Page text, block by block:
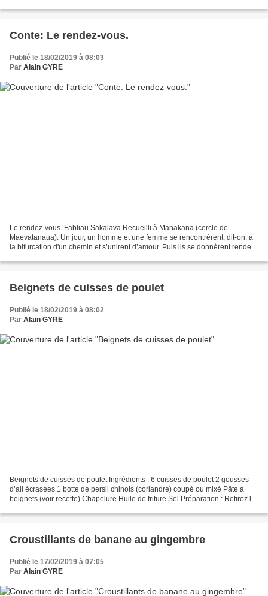
Conte: Le rendez-vous.
Publié le 18/02/2019 à 08:03
Par Alain GYRE
Le rendez-vous. Fabliau Sakalava Recueilli à Manakana (cercle de
Maevatanaua). Un jour, un homme et une femme se rencontrèrent, dit-on, à
la bifurcation d'un chemin et s’unirent d’amour. Puis ils se donnèrent rendez-
Beignets de cuisses de poulet
Publié le 18/02/2019 à 08:02
Par Alain GYRE
Beignets de cuisses de poulet Ingrédients : 6 cuisses de poulet 2 gousses
d’ail écrasées 1 botte de persil chinois (coriandre) coupé ou mixé Pâte à
beignets (voir recette) Chapelure Huile de friture Sel Préparation : Retirez la
Croustillants de banane au gingembre
Publié le 17/02/2019 à 07:05
Par Alain GYRE